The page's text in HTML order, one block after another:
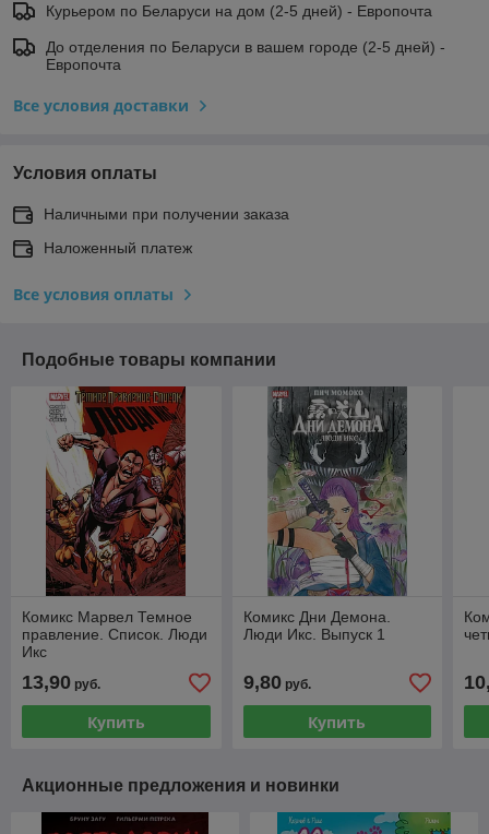
Курьером по Беларуси на дом (2-5 дней) - Европочта
До отделения по Беларуси в вашем городе (2-5 дней) -
Европочта
Все условия доставки
Условия оплаты
Наличными при получении заказа
Наложенный платеж
Все условия оплаты
Подобные товары компании
Комикс Марвел Темное
правление. Список. Люди
Икс
13,90 руб.
Купить
Комикс Дни Демона.
Люди Икс. Выпуск 1
9,80руб.
Купить
Акционные предложения и новинки